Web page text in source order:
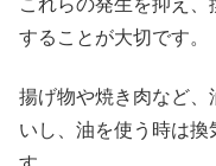
することが大切です。
揚げ物や焼き肉など
いし、油を使う時は換